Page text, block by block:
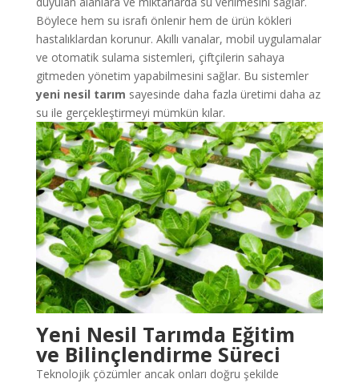
Böylece hem su israfı önlenir hem de ürün kökleri
hastalıklardan korunur. Akıllı vanalar, mobil uygulamalar
ve otomatik sulama sistemleri, çiftçilerin sahaya
gitmeden yönetim yapabilmesini sağlar. Bu sistemler
yeni nesil tarım sayesinde daha fazla üretimi daha az
su ile gerçekleştirmeyi mümkün kılar.
Yeni Nesil Tarımda Eğitim
ve Bilinçlendirme Süreci
Teknolojik çözümler ancak onları doğru şekilde